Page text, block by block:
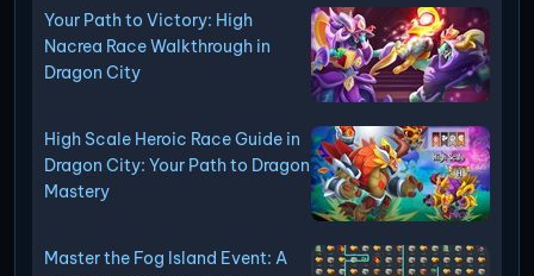
Your Path to Victory: High
Nacrea Race Walkthrough in
Dragon City
High Scale Heroic Race Guide in
Dragon City: Your Path to Dragon
Mastery
Master the Fog Island Event: A